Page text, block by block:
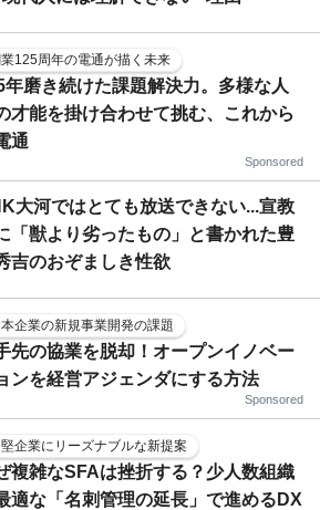
125周年の電通が描く未来
年磨き続けた課題解決力。多様な人
才能を掛け合わせて挑む、これから
通
Sponsored
大河ではとても放送できない...宣教
「獣より劣ったもの」と書かれた豊
吉のおぞましき性欲
本企業の新規事業開発の課題
先の協業を脱却！オープンイノベー
ンを経営アジェンダにする方法
Sponsored
企業にリーズナブルな新提案
複雑なSFAは挫折する？少人数組織
適な「名刺管理の延長」で進めるDX